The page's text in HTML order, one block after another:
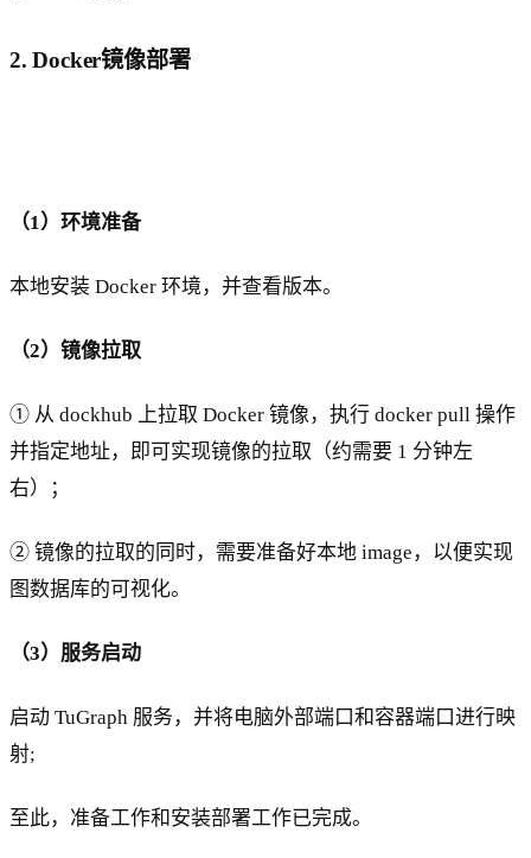
2. Docker镜像部署
（1）环境准备
本地安装 Docker 环境，并查看版本。
（2）镜像拉取
① 从 dockhub 上拉取 Docker 镜像，执行 docker pull 操作
并指定地址，即可实现镜像的拉取（约需要 1 分钟左
右）；
② 镜像的拉取的同时，需要准备好本地 image，以便实现
图数据库的可视化。
（3）服务启动
启动 TuGraph 服务，并将电脑外部端口和容器端口进行映
射;
至此，准备工作和安装部署工作已完成。